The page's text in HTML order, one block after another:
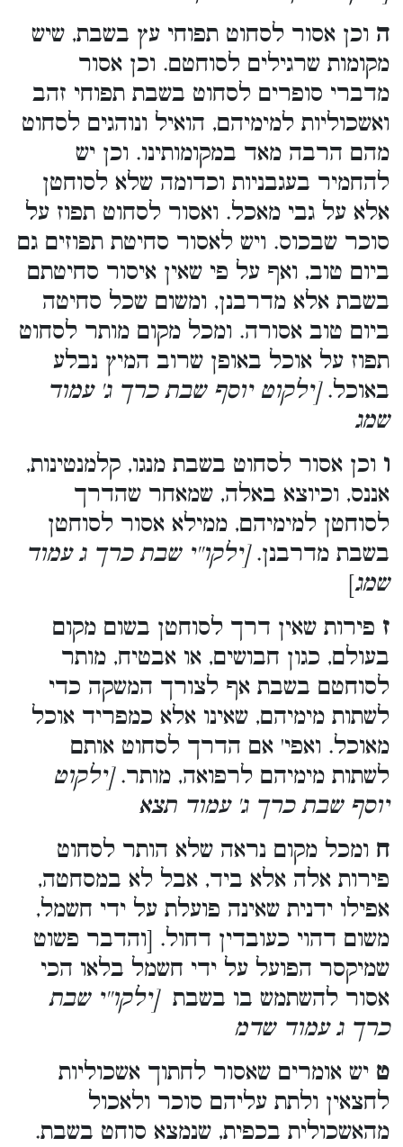
ה וכן אסור לסחוט תפוחי עץ בשבת, שיש
מקומות שרגילים לסוחטם. וכן אסור
מדברי סופרים לסחוט בשבת תפוחי זהב
ואשכוליות למימיהם, הואיל ונוהגים לסחוט
מהם הרבה מאד במקומותינו. וכן יש
להחמיר בעגבניות וכדומה שלא לסוחטן
אלא על גבי מאכל. ואסור לסחוט תפוז על
סוכר שבכוס. ויש לאסור סחיטת תפוזים גם
ביום טוב, ואף על פי שאין איסור סחיטתם
בשבת אלא מדרבנן, ומשום שכל סחיטה
ביום טוב אסורה. ומכל מקום מותר לסחוט
תפוז על אוכל באופן שרוב המיץ נבלע
באוכל.[ילקוט יוסף שבת כרך ג' עמוד
שמג
ו וכן אסור לסחוט בשבת מנגו, קלמנטינות,
אננס, וכיוצא באלה, שמאחר שהדרך
לסוחטן למימיהם, ממילא אסור לסוחטן
בשבת מדרבנן.[ילקו''י שבת כרך ג עמוד
שמג]
ז פירות שאין דרך לסוחטן בשום מקום
בעולם, כגון חבושים, או אבטיח, מותר
לסוחטם בשבת אף לצורך המשקה כדי
לשתות מימיהם, שאינו אלא כמפריד אוכל
מאוכל. ואפי' אם הדרך לסחוט אותם
לשתות מימיהם לרפואה, מותר.[ילקוט
יוסף שבת כרך ג' עמוד תצא
ח ומכל מקום נראה שלא הותר לסחוט
פירות אלה אלא ביד, אבל לא במסחטה,
אפילו ידנית שאינה פועלת על ידי חשמל,
משום דהוי כעובדין דחול. [והדבר פשוט
שמיקסר הפועל על ידי חשמל בלאו הכי
אסור להשתמש בו בשבת[ילקו''י שבת
כרך ג עמוד שדמ
ט יש אומרים שאסור לחתוך אשכוליות
לחצאין ולתת עליהם סוכר ולאכול
מהאשכולית בכפית, שנמצא סוחט בשבת.